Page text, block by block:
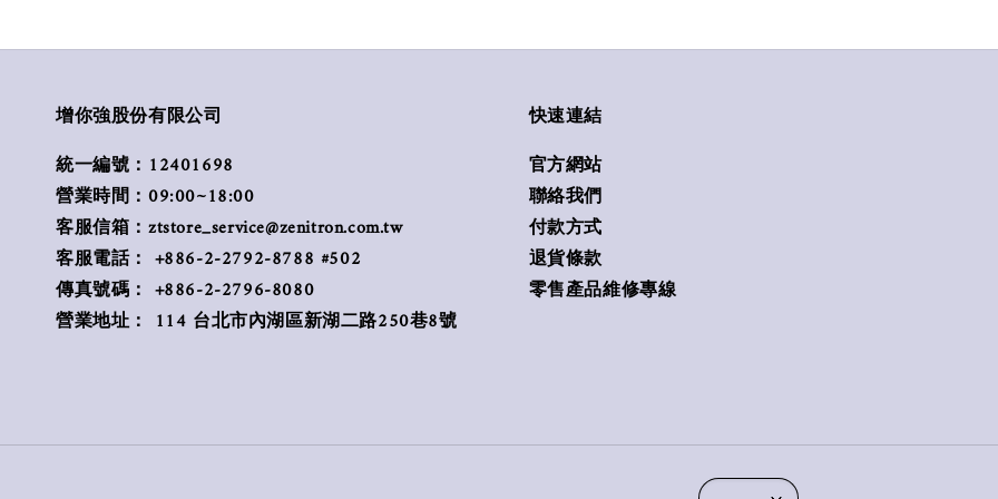
增你強股份有限公司
統一編號：12401698
營業時間：09:00~18:00
客服信箱：ztstore_service@zenitron.com.tw
客服電話： +886-2-2792-8788 #502
傳真號碼： +886-2-2796-8080
營業地址： 114 台北市內湖區新湖二路250巷8號
快速連結
官方網站
聯絡我們
付款方式
退貨條款
零售產品維修專線